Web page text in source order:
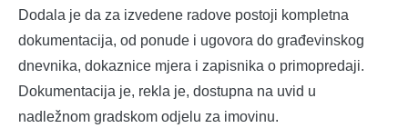
Dodala je da za izvedene radove postoji kompletna
dokumentacija, od ponude i ugovora do građevinskog
dnevnika, dokaznice mjera i zapisnika o primopredaji.
Dokumentacija je, rekla je, dostupna na uvid u
nadležnom gradskom odjelu za imovinu.